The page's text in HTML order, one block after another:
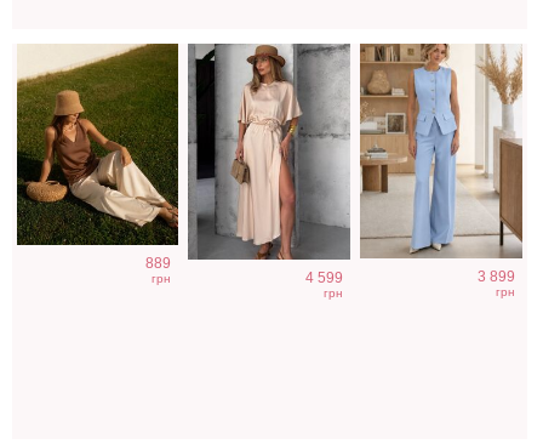
889
грн 4 599
грн
3 899
грн
Короткое черное
Элегантное
длинное черное
Длинное
свадебное белое